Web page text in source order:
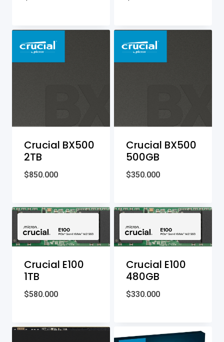
Crucial BX500
2TB
$850.000
Crucial BX500
500GB
$350.000
Crucial E100
1TB
$580.000
Crucial E100
480GB
$330.000